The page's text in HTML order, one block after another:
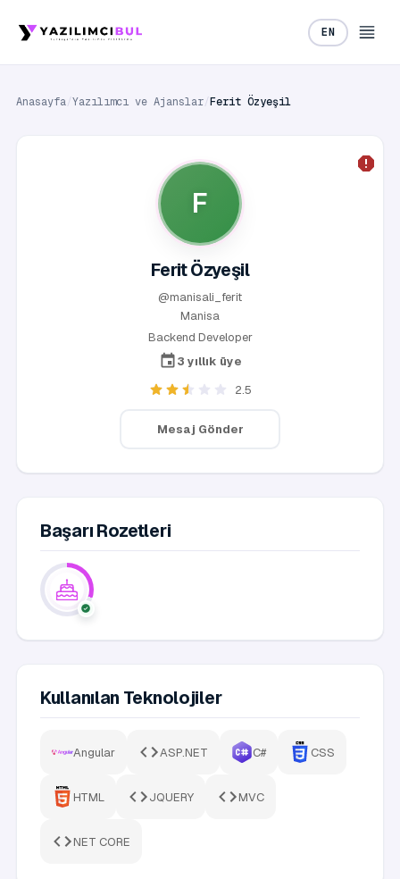
EN
Anasayfa/Yazılımcı ve Ajanslar/Ferit Özyeşil
F
Ferit Özyeşil
@manisali_ferit
Manisa
Backend Developer
3 yıllık üye
2.5
Mesaj Gönder
Başarı Rozetleri
Kullanılan Teknolojiler
Angular ASP.NET C# CSS
HTML JQUERY MVC
NET CORE